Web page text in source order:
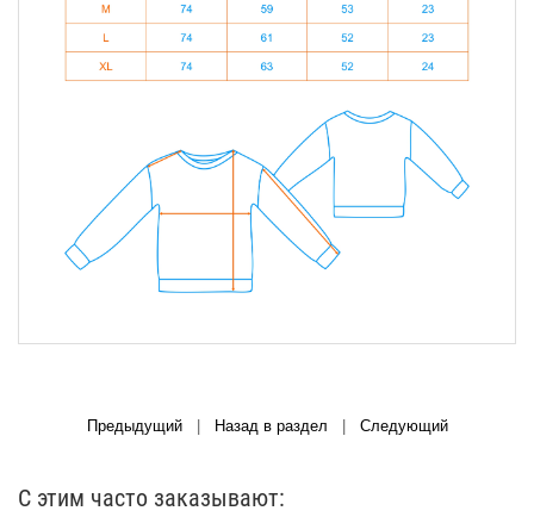
Предыдущий| Назад в раздел Следующий
С этим часто заказывают: